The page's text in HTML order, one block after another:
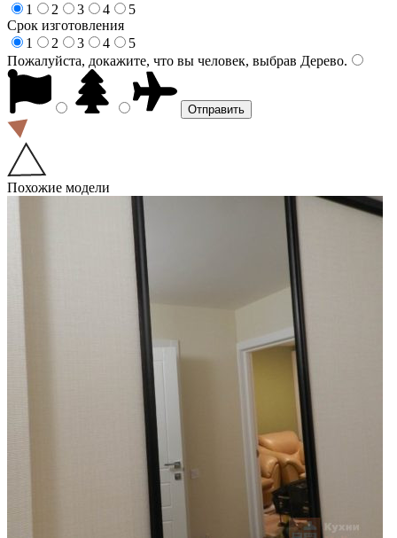
1
2 3 4
5
Срок изготовления
1
2 3 4
5
Пожалуйста, докажите, что вы человек, выбрав Дерево.
Похожие модели